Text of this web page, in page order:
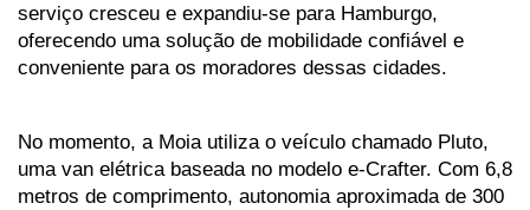
serviço cresceu e expandiu-se para Hamburgo,
oferecendo uma solução de mobilidade confiável e
conveniente para os moradores dessas cidades.
No momento, a Moia utiliza o veículo chamado Pluto,
uma van elétrica baseada no modelo e-Crafter. Com 6,8
metros de comprimento, autonomia aproximada de 300